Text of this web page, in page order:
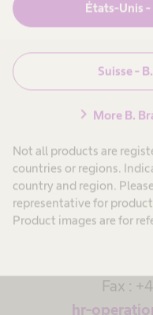
États-Unis -
Suisse -
chevron_right More B.
Not all products are
countries or regions.
country and region.
representative for
Product images are for
Apprentissage
Découvrez nos places
Fax :
hr-